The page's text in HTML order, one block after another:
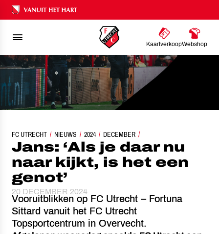
Ons nalatenschap
KaartverkoopWebshop
FC UTRECHT NIEUWS 2024 DECEMBER
JANS: ‘ALS JE DAAR NU NAAR KIJKT, IS HET EEN GENOT’
Jans: ‘Als je daar nu
naar kijkt, is het een
genot’
20 DECEMBER 2024
Vooruitblikken op FC Utrecht – Fortuna
Sittard vanuit het FC Utrecht
Topsportcentrum in Overvecht.